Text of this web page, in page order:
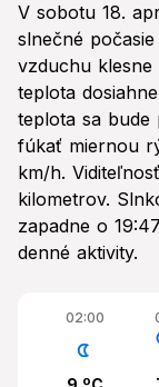
V sobotu 18.
slnečné
vzduchu klesne
teplota
teplota sa bude
fúkať miernou
km/h.
kilometrov.
zapadne o
denné aktivity.
02:00